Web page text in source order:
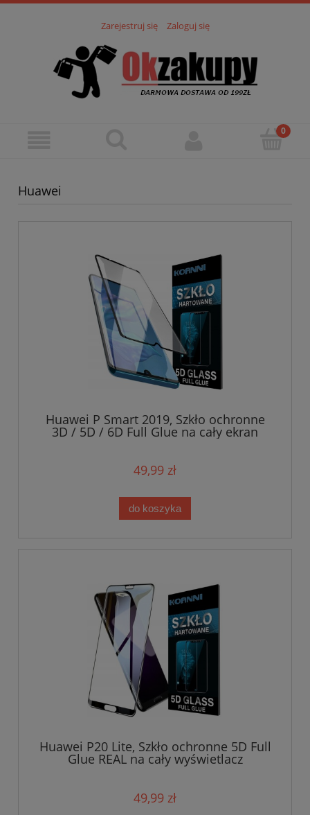
Zarejestruj się Zaloguj się
Huawei
Huawei P Smart 2019, Szkło ochronne
3D / 5D / 6D Full Glue na cały ekran
49,99 zł
do koszyka
Huawei P20 Lite, Szkło ochronne 5D Full
Glue REAL na cały wyświetlacz
49,99 zł